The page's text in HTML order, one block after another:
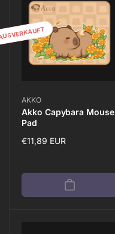
Anbieter:
AKKO
Akko Capybara Mouse
Pad
Normaler
€11,89 EUR